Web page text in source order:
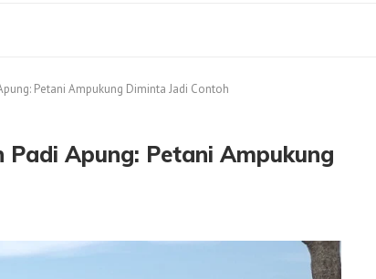
Petani Ampukung Diminta Jadi Contoh
Apung: Petani Ampukung